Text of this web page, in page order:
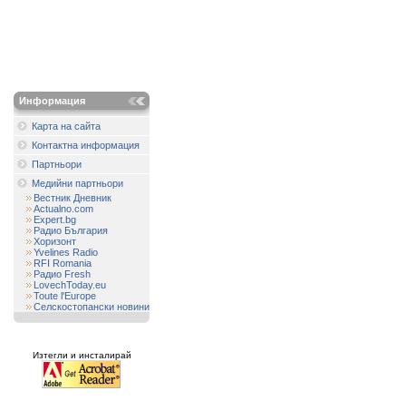
Информация
Карта на сайта
Контактна информация
Партньори
Медийни партньори
Вестник Дневник
Actualno.com
Expert.bg
Радио България
Хоризонт
Yvelines Radio
RFI Romania
Радио Fresh
LovechToday.eu
Toute l'Europe
Селскостопански новини
Изтегли и инсталирай